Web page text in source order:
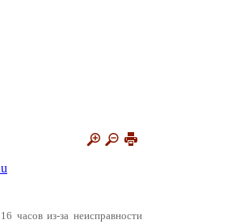
из-за неисправности